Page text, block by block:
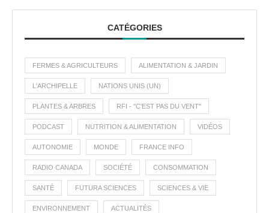
CATÉGORIES
FERMES & AGRICULTEURS ALIMENTATION & JARDIN
L'ARCHIPELLE NATIONS UNIS (UN)
PLANTES & ARBRES RFI - "C'EST PAS DU VENT"
PODCAST NUTRITION & ALIMENTATION VIDÉOS
AUTONOMIE MONDE FRANCE INFO
RADIO CANADA SOCIÉTÉ CONSOMMATION
SANTÉ FUTURA SCIENCES SCIENCES & VIE
ENVIRONNEMENT ACTUALITÉS